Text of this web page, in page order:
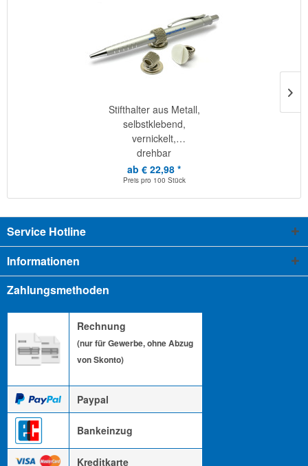
Stifthalter aus Metall,
selbstklebend,
vernickelt,
drehbar
ab € 22,98 *
Preis pro 100 Stück
Service Hotline
Informationen
Zahlungsmethoden
Rechnung
(nur für Gewerbe, ohne Abzug
von Skonto)
Paypal
Bankeinzug
Kreditkarte